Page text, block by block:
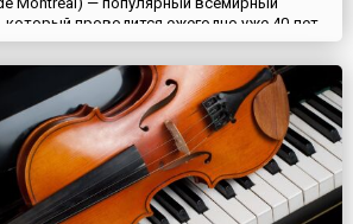
проводится ежегодно уже 40 лет.
является важной
Монреаля — старейшего из
на берегу реки святого
старая часть города,